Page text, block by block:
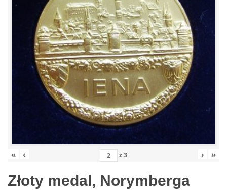
« ‹ z3 › »
Złoty medal, Norymberga